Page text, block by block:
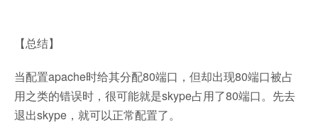
【总结】
当配置apache时给其分配80端口，但却出现80端口被占
用之类的错误时，很可能就是skype占用了80端口。先去
退出skype，就可以正常配置了。